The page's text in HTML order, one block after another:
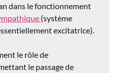
dans le fonctionnement
(système
excitatrice).
le rôle de
le passage de